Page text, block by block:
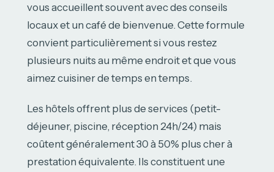
vous accueillent souvent avec des conseils
locaux et un café de bienvenue. Cette formule
convient particulièrement si vous restez
plusieurs nuits au même endroit et que vous
aimez cuisiner de temps en temps.
Les hôtels offrent plus de services (petit-
déjeuner, piscine, réception 24h/24) mais
coûtent généralement 30 à 50% plus cher à
prestation équivalente. Ils constituent une